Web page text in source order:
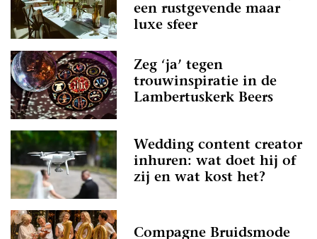
een rustgevende maar
luxe sfeer
Zeg ‘ja’ tegen
trouwinspiratie in de
Lambertuskerk Beers
Wedding content creator
inhuren: wat doet hij of
zij en wat kost het?
Compagne Bruidsmode